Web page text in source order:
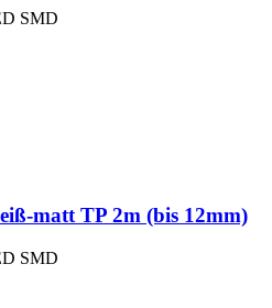
SMD
matt TP 2m (bis 12mm)
SMD